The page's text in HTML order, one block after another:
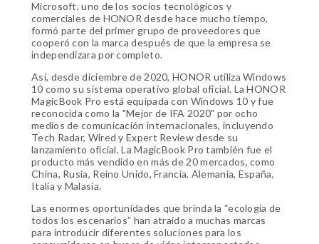
Microsoft, uno de los socios tecnológicos y
comerciales de HONOR desde hace mucho tiempo,
formó parte del primer grupo de proveedores que
cooperó con la marca después de que la empresa se
independizara por completo.
Así, desde diciembre de 2020, HONOR utiliza Windows
10 como su sistema operativo global oficial. La HONOR
MagicBook Pro está equipada con Windows 10 y fue
reconocida como la "Mejor de IFA 2020" por ocho
medios de comunicación internacionales, incluyendo
Tech Radar, Wired y Expert Review desde su
lanzamiento oficial. La MagicBook Pro también fue el
producto más vendido en más de 20 mercados, como
China, Rusia, Reino Unido, Francia, Alemania, España,
Italia y Malasia.
Las enormes oportunidades que brinda la “ecología de
todos los escenarios” han atraído a muchas marcas
para introducir diferentes soluciones para los